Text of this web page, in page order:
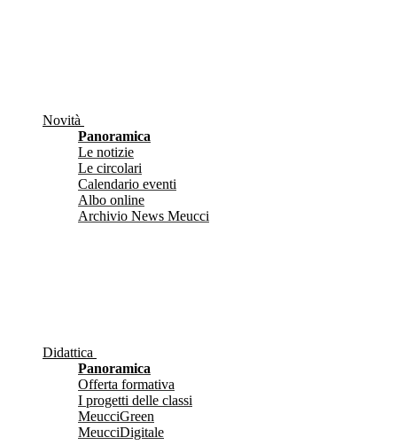
Novità
Panoramica
Le notizie
Le circolari
Calendario eventi
Albo online
Archivio News Meucci
Didattica
Panoramica
Offerta formativa
I progetti delle classi
MeucciGreen
MeucciDigitale